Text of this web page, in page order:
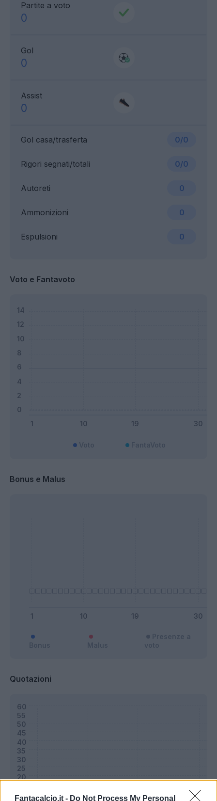
Fantacalcio.it - Do Not Process My Personal
Partite a voto
0
Gol
0
Assist
0
Gol casa/trasferta 0/0
Ammonizioni 0
Rigori segnati/totali 0/0
Espulsioni 0
Autoreti 0
Voto e Fantavoto
Bonus e Malus
Quotazioni